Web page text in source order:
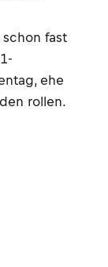
fast
ehe
rollen.